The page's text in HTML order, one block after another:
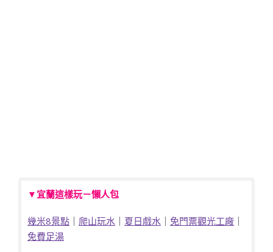
▼宜蘭這樣玩－懶人包
幾米8景點 ｜ 爬山玩水 ｜ 夏日戲水 ｜ 免門票觀光工廠 ｜
免費足湯